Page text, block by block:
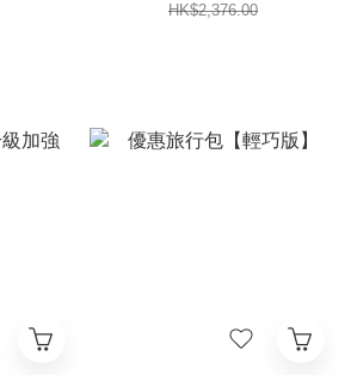
HK$2,376.00